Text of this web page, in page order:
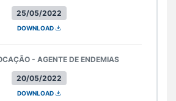
25/05/2022
DOWNLOAD
20/05/2022
- AGENTE DE ENDEMIAS
DOWNLOAD